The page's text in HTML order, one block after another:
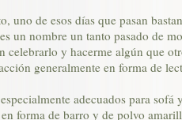
uno de esos días que pasan
un nombre un tanto pasado de
celebrarlo y hacerme algún que
generalmente en forma de
adecuados para sofá
forma de barro y de polvo